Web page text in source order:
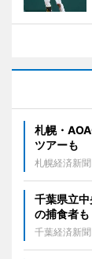
札幌・
ツアーも
札幌経済新聞
千葉県立
の捕食者も
千葉経済新聞